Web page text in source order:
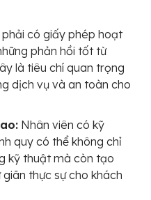
có giấy phép hoạt
phản hồi tốt từ
là tiêu chí quan trọng
dịch vụ và an toàn cho
Nhân viên có kỹ
quy có thể không chỉ
kỹ thuật mà còn tạo
thực sự cho khách